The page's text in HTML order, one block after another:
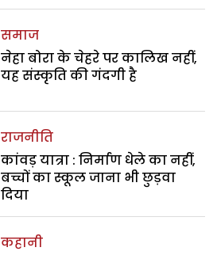
समाज
नेहा बोरा के चेहरे पर कालिख नहीं,
यह संस्कृति की गंदगी है
राजनीति
कांवड़ यात्रा : निर्माण धेले का नहीं,
बच्चों का स्कूल जाना भी छुड़वा
दिया
कहानी